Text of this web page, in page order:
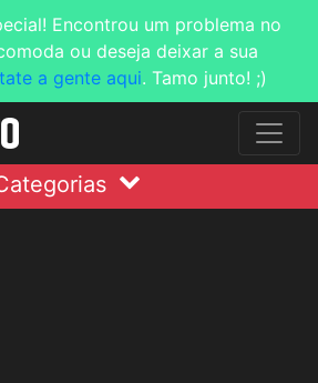
Encontrou um problema no
ou deseja deixar a sua
a gente aqui. Tamo junto! ;)